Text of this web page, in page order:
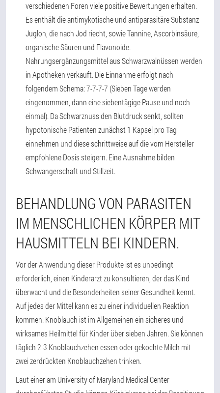
verschiedenen Foren viele positive Bewertungen erhalten.
Es enthält die antimykotische und antiparasitäre Substanz
Juglon, die nach Jod riecht, sowie Tannine, Ascorbinsäure,
organische Säuren und Flavonoide.
Nahrungsergänzungsmittel aus Schwarzwalnüssen werden
in Apotheken verkauft. Die Einnahme erfolgt nach
folgendem Schema: 7-7-7-7 (Sieben Tage werden
eingenommen, dann eine siebentägige Pause und noch
einmal). Da Schwarznuss den Blutdruck senkt, sollten
hypotonische Patienten zunächst 1 Kapsel pro Tag
einnehmen und diese schrittweise auf die vom Hersteller
empfohlene Dosis steigern. Eine Ausnahme bilden
Schwangerschaft und Stillzeit.
BEHANDLUNG VON PARASITEN
IM MENSCHLICHEN KÖRPER MIT
HAUSMITTELN BEI KINDERN.
Vor der Anwendung dieser Produkte ist es unbedingt
erforderlich, einen Kinderarzt zu konsultieren, der das Kind
überwacht und die Besonderheiten seiner Gesundheit kennt.
Auf jedes der Mittel kann es zu einer individuellen Reaktion
kommen. Knoblauch ist im Allgemeinen ein sicheres und
wirksames Heilmittel für Kinder über sieben Jahren. Sie können
täglich 2-3 Knoblauchzehen essen oder gekochte Milch mit
zwei zerdrückten Knoblauchzehen trinken.
Laut einer am University of Maryland Medical Center